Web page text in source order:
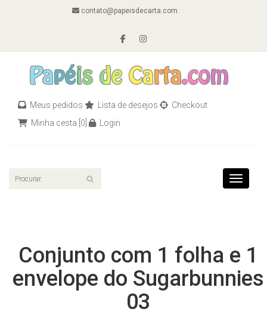
contato@papeisdecarta.com
Meus pedidos Lista de desejos
Checkout
Minha cesta [0] Login
Toggle
Conjunto com 1 folha e 1
envelope do Sugarbunnies
03